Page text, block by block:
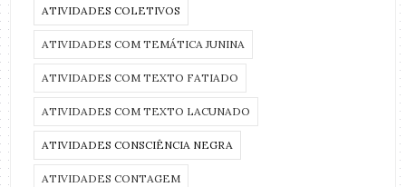
ATIVIDADES COLETIVOS
ATIVIDADES COM TEMÁTICA JUNINA
ATIVIDADES COM TEXTO FATIADO
ATIVIDADES COM TEXTO LACUNADO
ATIVIDADES CONSCIÊNCIA NEGRA
ATIVIDADES CONTAGEM